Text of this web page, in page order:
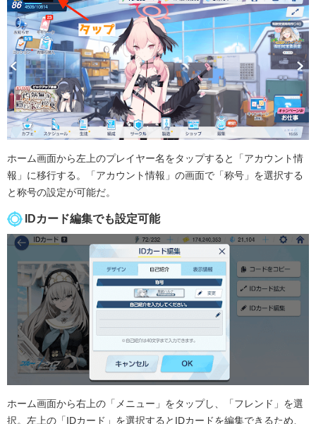
ホーム画面から左上のプレイヤー名をタップすると「アカウント情
報」に移行する。「アカウント情報」の画面で「称号」を選択する
と称号の設定が可能だ。
IDカード編集でも設定可能
ホーム画面から右上の「メニュー」をタップし、「フレンド」を選
択。左上の「IDカード」を選択するとIDカードを編集できるため、